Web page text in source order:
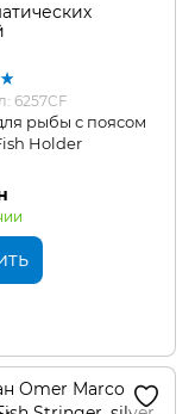
6257CF
рыбы с поясом
Holder